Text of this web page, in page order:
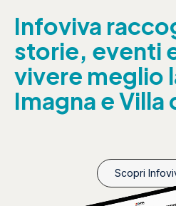
Infoviva
storie, eventi
vivere meglio
Imagna e Villa
Scopri